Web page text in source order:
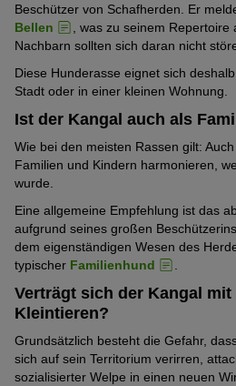
Beschützer von Schafherden. Er
Bellen
, was zu seinem Repertoire
Nachbarn sollten sich daran nicht
Diese Hunderasse eignet sich
Stadt oder in einer kleinen Wohnung.
Ist der Kangal auch als
Wie bei den meisten Rassen gilt:
Familien und Kindern harmonieren,
wurde.
Eine allgemeine Empfehlung ist das
aufgrund seines großen
dem eigenständigen Wesen des
typischer Familienhund .
Verträgt sich der Kangal mit
Kleintieren?
Grundsätzlich besteht die Gefahr,
sich auf sein Territorium verirren,
sozialisierter Welpe in einen neuen